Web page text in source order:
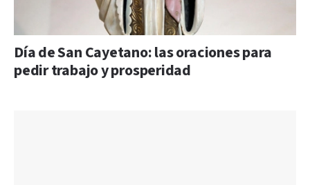
Día de San Cayetano: las oraciones para
pedir trabajo y prosperidad